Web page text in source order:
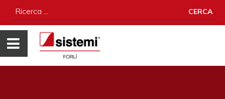
CERCA